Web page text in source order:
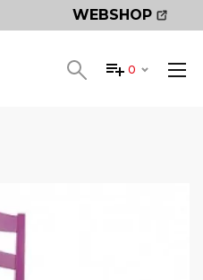
WEBSHOP
0